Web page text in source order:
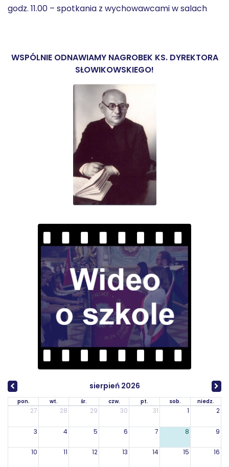
godz. 11.00 – spotkania z wychowawcami w salach
WSPÓLNIE ODNAWIAMY NAGROBEK KS. DYREKTORA
SŁOWIKOWSKIEGO!
sierpień 2026
pon. wt. śr. czw. pt. sob. niedz.
27 28 29 30 31 1 2
3 4 5 6 7 8 9
10 11 12 13 14 15 16